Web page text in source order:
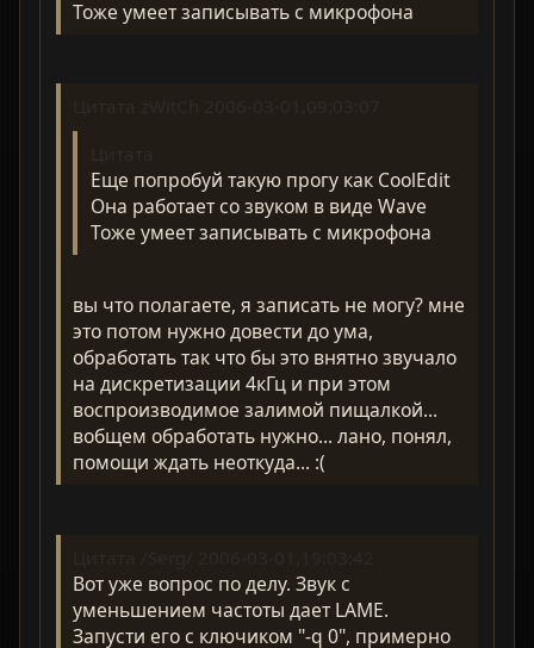
Тоже умеет записывать с микрофона
Еще попробуй такую прогу как CoolEdit
Она работает со звуком в виде Wave
Тоже умеет записывать с микрофона
вы что полагаете, я записать не могу? мне
это потом нужно довести до ума,
обработать так что бы это внятно звучало
на дискретизации 4кГц и при этом
воспроизводимое залимой пищалкой...
вобщем обработать нужно... лано, понял,
помощи ждать неоткуда... :(
Вот уже вопрос по делу. Звук с
уменьшением частоты дает LAME.
Запусти его с ключиком "-q 0", примерно